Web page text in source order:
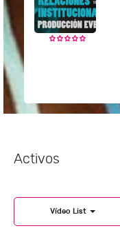
Activos
Vídeo List